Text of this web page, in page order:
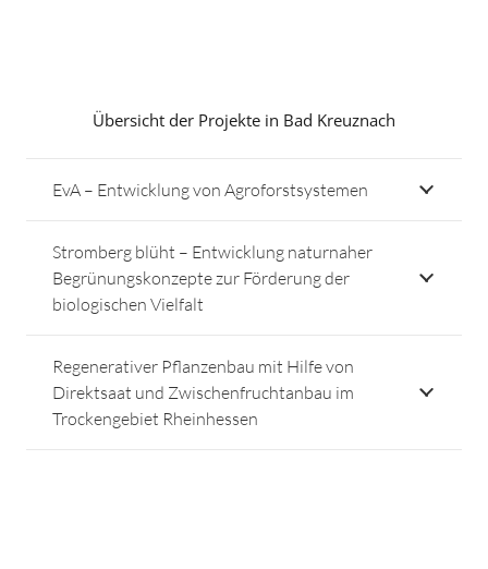
Übersicht der Projekte in Bad Kreuznach
EvA – Entwicklung von Agroforstsystemen
Stromberg blüht – Entwicklung naturnaher
Begrünungskonzepte zur Förderung der
biologischen Vielfalt
Regenerativer Pflanzenbau mit Hilfe von
Direktsaat und Zwischenfruchtanbau im
Trockengebiet Rheinhessen